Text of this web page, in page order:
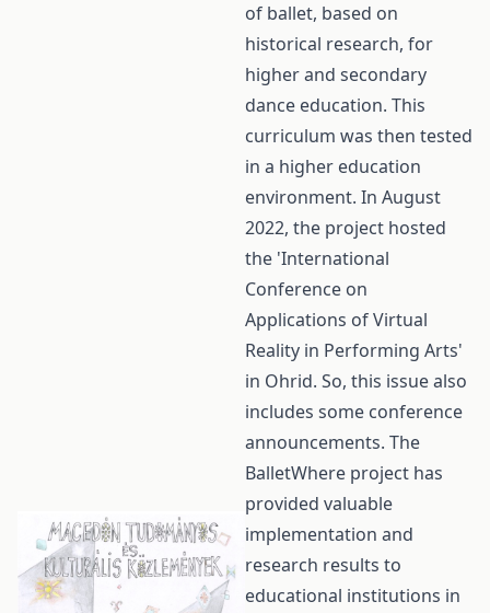
of ballet, based on
historical research, for
higher and secondary
dance education. This
curriculum was then tested
in a higher education
environment. In August
2022, the project hosted
the 'International
Conference on
Applications of Virtual
Reality in Performing Arts'
in Ohrid. So, this issue also
includes some conference
announcements. The
BalletWhere project has
provided valuable
implementation and
research results to
educational institutions in